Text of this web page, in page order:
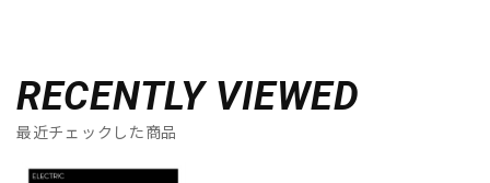
RECENTLY VIEWED
最近チェックした商品